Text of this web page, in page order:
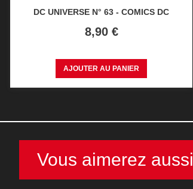
DC UNIVERSE N° 63 - COMICS DC
Prix
8,90 €
AJOUTER AU PANIER
Vous aimerez aussi